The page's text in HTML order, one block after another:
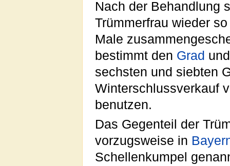
Nach der Behandlung
Trümmerfrau wieder
Male
bestimmt den Grad
sechsten und siebten
Winterschlussverkauf
benutzen.
Das Gegenteil der
vorzugsweise in
Schellenkumpel